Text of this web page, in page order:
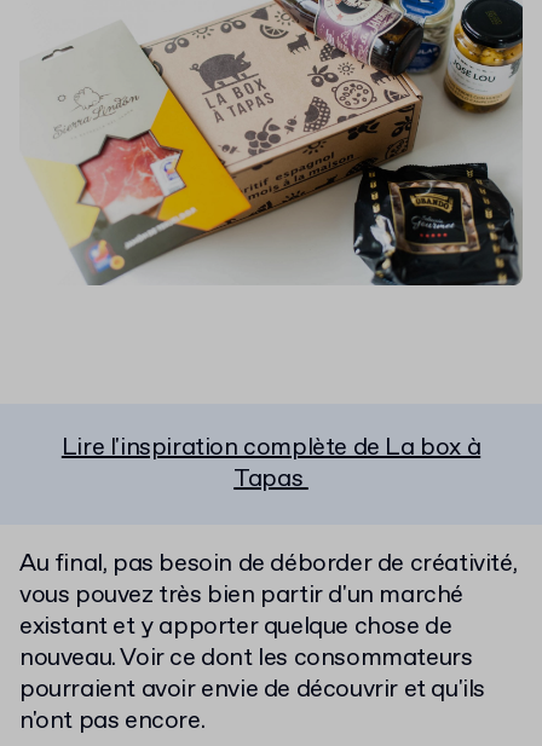
Lire l'inspiration complète de La box à
Tapas
Au final, pas besoin de déborder de créativité,
vous pouvez très bien partir d'un marché
existant et y apporter quelque chose de
nouveau. Voir ce dont les consommateurs
pourraient avoir envie de découvrir et qu'ils
n'ont pas encore.